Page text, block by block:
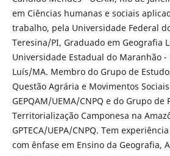
em Ciências humanas e sociais
trabalho, pela Universidade Federal
Teresina/PI, Graduado em Geografia
Universidade Estadual do Maranhão -
Luís/MA. Membro do Grupo de
Questão Agrária e Movimentos
GEPQAM/UEMA/CNPQ e do Grupo de
Territorialização Camponesa na
GPTECA/UEPA/CNPQ. Tem
com ênfase em Ensino da Geografia,